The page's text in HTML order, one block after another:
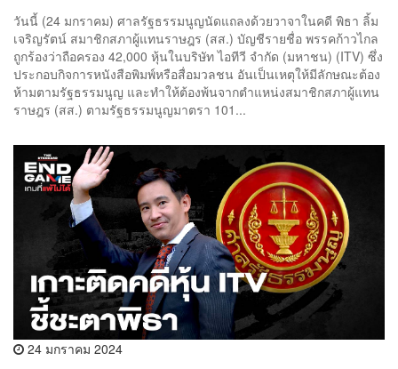
วันนี้ (24 มกราคม) ศาลรัฐธรรมนูญนัดแถลงด้วยวาจาในคดี พิธา ลิ้ม
เจริญรัตน์ สมาชิกสภาผู้แทนราษฎร (สส.) บัญชีรายชื่อ พรรคก้าวไกล
ถูกร้องว่าถือครอง 42,000 หุ้นในบริษัท ไอทีวี จำกัด (มหาชน) (ITV) ซึ่ง
ประกอบกิจการหนังสือพิมพ์หรือสื่อมวลชน อันเป็นเหตุให้มีลักษณะต้อง
ห้ามตามรัฐธรรมนูญ และทำให้ต้องพ้นจากตำแหน่งสมาชิกสภาผู้แทน
ราษฎร (สส.) ตามรัฐธรรมนูญมาตรา 101...
24 มกราคม 2024